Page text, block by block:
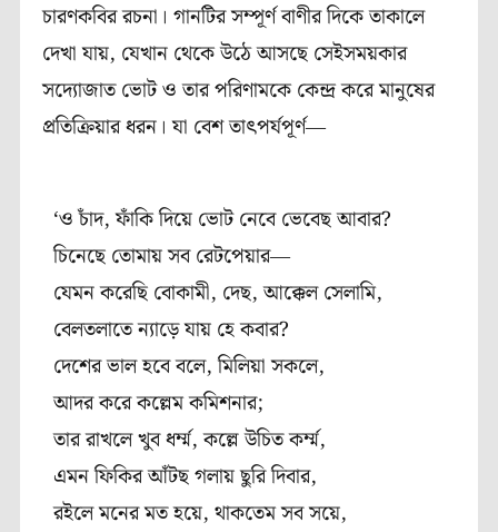
চারণকবিররচনা। গানটিরসম্পূর্ণবাণীরদিকেতাকালে
দেখা যায়, যেখান থেকেউঠেআসছে সেইসময়কার
সদ্যোজাত ভোটও তারপরিণামকে কেন্দ্রকরেমানুষের
প্রতিক্রিয়ারধরন। যা বেশতাৎপর্যপূর্ণ―
‘ও চাঁদ,ফাঁকিদিয়ে ভোট নেবে ভেবেছআবার?
চিনেছে তোমায়সব রেটপেয়ার―
যেমনকরেছি বোকামী, দেছ,আক্কেল সেলামি,
বেলতলাতেন্যাড়েযায় হেকবার?
দেশেরভালহবেবলে,মিলিয়া সকলে,
আদরকরেকল্লেমকমিশনার;
তাররাখলেখুবধর্ম্ম,কল্লেউচিতকর্ম্ম,
এমনফিকিরআঁটছগলায়ছুরিদিবার,
রইলেমনেরমতহয়ে, থাকতেমসবসয়ে,